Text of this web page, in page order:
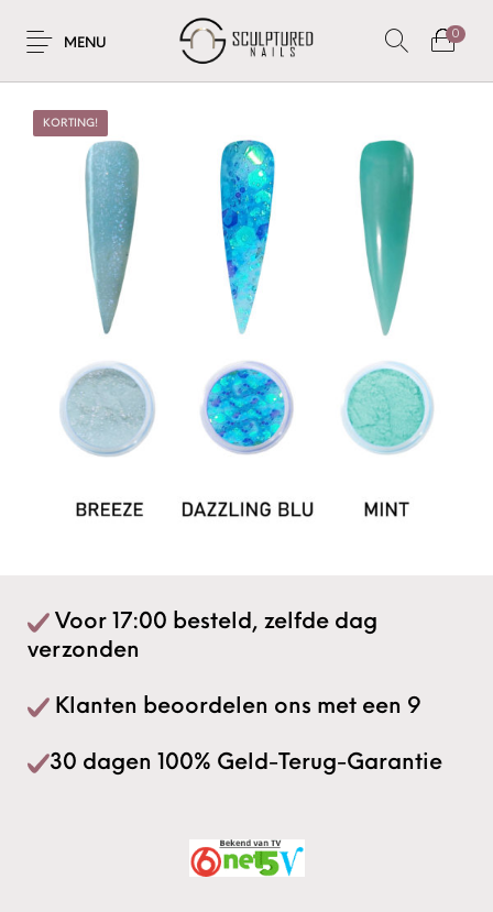
MENU
0
KORTING!
Voor 17:00 besteld, zelfde dag
verzonden
Klanten beoordelen ons met een 9
30 dagen 100% Geld-Terug-Garantie